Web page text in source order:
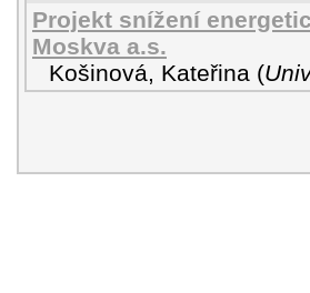
Projekt snížení
Moskva a.s.
Košinová, Kateřina (